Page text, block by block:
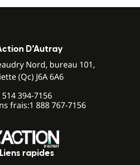
D’Autray
Nord, bureau 101,
(Qc) J6A 6A6
514 394-7156
frais:1 888 767-7156
Liens rapides